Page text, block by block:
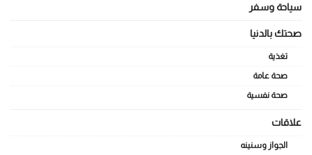
سياحة وسفر
صحتك بالدنيا
تغذية
صحة عامة
صحة نفسية
علاقات
الجواز وسنينه